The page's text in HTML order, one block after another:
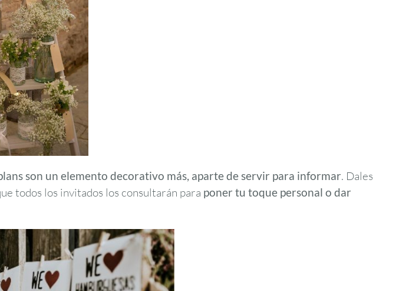
son un elemento decorativo más, aparte de servir para informar. Dales
todos los invitados los consultarán para poner tu toque personal o dar